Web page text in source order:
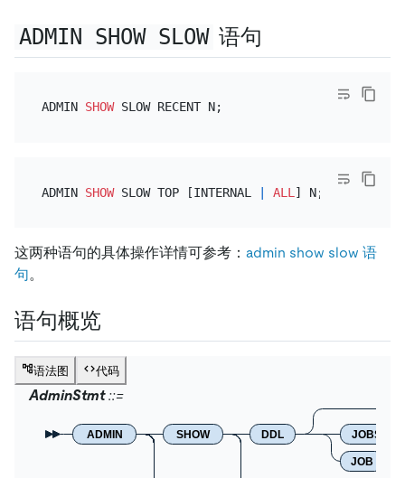
ADMIN SHOW SLOW 语句
ADMIN SHOW
ADMIN SHOW SLOW TOP [INTERNAL | ALL
这两种语句的具体操作详情可参考： admin show slow 语
句。
语句概览
语法图 代码
AdminStmt
ADMIN SHOW DDL JOBS
JOB